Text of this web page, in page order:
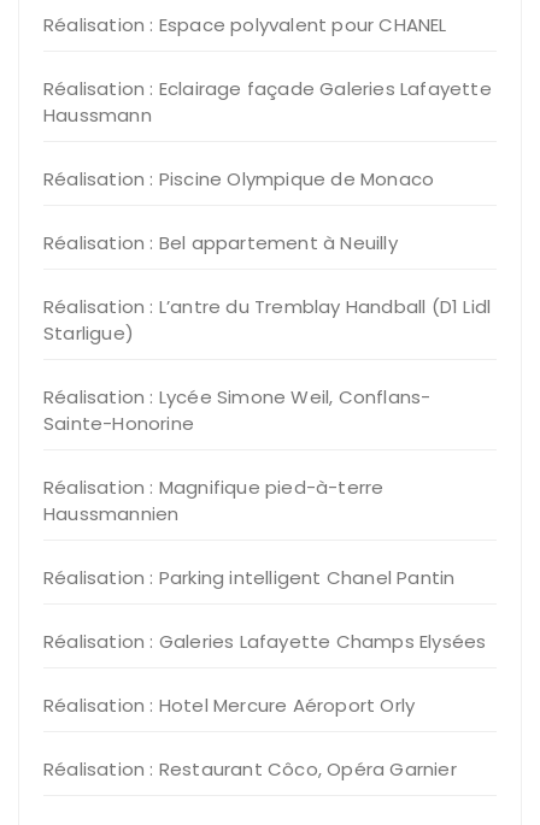
Réalisation : Espace polyvalent pour CHANEL
Réalisation : Eclairage façade Galeries Lafayette
Haussmann
Réalisation : Piscine Olympique de Monaco
Réalisation : Bel appartement à Neuilly
Réalisation : L’antre du Tremblay Handball (D1 Lidl
Starligue)
Réalisation : Lycée Simone Weil, Conflans-
Sainte-Honorine
Réalisation : Magnifique pied-à-terre
Haussmannien
Réalisation : Parking intelligent Chanel Pantin
Réalisation : Galeries Lafayette Champs Elysées
Réalisation : Hotel Mercure Aéroport Orly
Réalisation : Restaurant Côco, Opéra Garnier